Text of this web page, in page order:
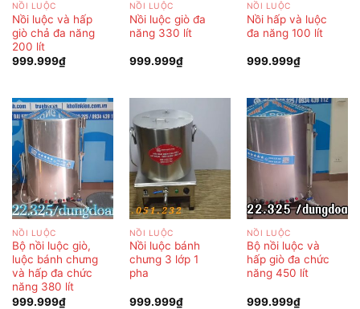
NỒI LUỘC
Nồi luộc và hấp
giò chả đa năng
200 lít
999.999₫
NỒI LUỘC
Nồi luộc giò đa
năng 330 lít
999.999₫
NỒI LUỘC
Nồi hấp và luộc
đa năng 100 lít
999.999₫
NỒI LUỘC
Bộ nồi luộc giò,
luộc bánh chưng
và hấp đa chức
năng 380 lít
999.999₫
NỒI LUỘC
Nồi luộc bánh
chưng 3 lớp 1
pha
999.999₫
NỒI LUỘC
Bộ nồi luộc và
hấp giò đa chức
năng 450 lít
999.999₫